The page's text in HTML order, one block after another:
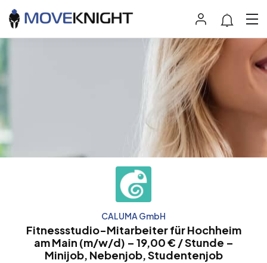
CALUMA GmbH
Fitnessstudio-Mitarbeiter für Hochheim
am Main (m/w/d) – 19,00 € / Stunde –
Minijob, Nebenjob, Studentenjob